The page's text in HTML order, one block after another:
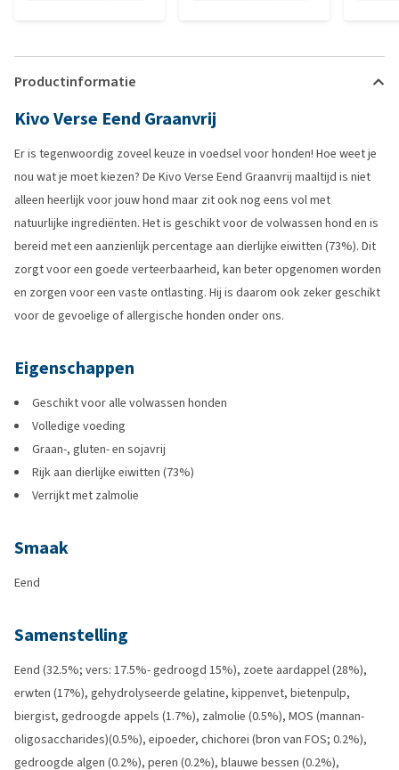
Productinformatie
Kivo Verse Eend Graanvrij
Er is tegenwoordig zoveel keuze in voedsel voor honden! Hoe weet je
nou wat je moet kiezen? De Kivo Verse Eend Graanvrij maaltijd is niet
alleen heerlijk voor jouw hond maar zit ook nog eens vol met
natuurlijke ingrediënten. Het is geschikt voor de volwassen hond en is
bereid met een aanzienlijk percentage aan dierlijke eiwitten (73%). Dit
zorgt voor een goede verteerbaarheid, kan beter opgenomen worden
en zorgen voor een vaste ontlasting. Hij is daarom ook zeker geschikt
voor de gevoelige of allergische honden onder ons.
Eigenschappen
Geschikt voor alle volwassen honden
Volledige voeding
Graan-, gluten- en sojavrij
Rijk aan dierlijke eiwitten (73%)
Verrijkt met zalmolie
Smaak
Eend
Samenstelling
Eend (32.5%; vers: 17.5%- gedroogd 15%), zoete aardappel (28%),
erwten (17%), gehydrolyseerde gelatine, kippenvet, bietenpulp,
biergist, gedroogde appels (1.7%), zalmolie (0.5%), MOS (mannan-
oligosaccharides)(0.5%), eipoeder, chichorei (bron van FOS; 0.2%),
gedroogde algen (0.2%), peren (0.2%), blauwe bessen (0.2%),